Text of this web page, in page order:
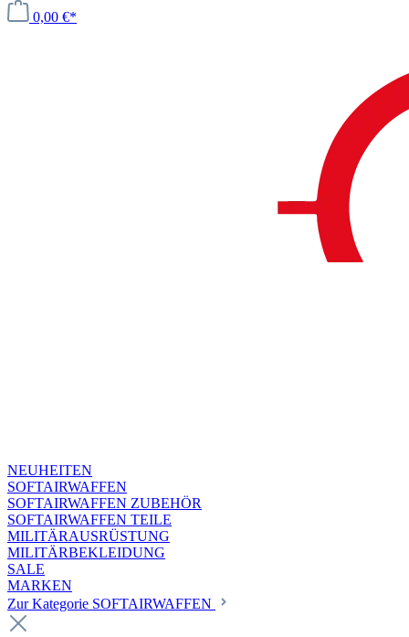
0,00 €*
NEUHEITEN
SOFTAIRWAFFEN
SOFTAIRWAFFEN ZUBEHÖR
SOFTAIRWAFFEN TEILE
MILITÄRAUSRÜSTUNG
MILITÄRBEKLEIDUNG
SALE
MARKEN
Zur Kategorie SOFTAIRWAFFEN